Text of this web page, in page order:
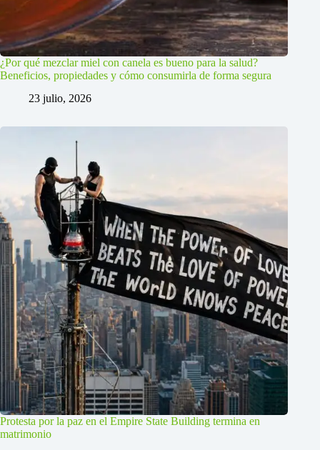
¿Por qué mezclar miel con canela es bueno para la salud?
Beneficios, propiedades y cómo consumirla de forma segura
23 julio, 2026
Protesta por la paz en el Empire State Building termina en
matrimonio